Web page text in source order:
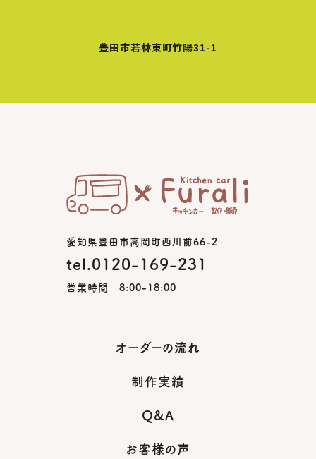
豊田市若林東町竹陽31-1
愛知県豊田市高岡町西川前66-2
tel.0120-169-231
営業時間 8:00-18:00
オーダーの流れ
制作実績
Q&A
お客様の声